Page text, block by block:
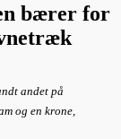
bærer for
andet på
og en krone,